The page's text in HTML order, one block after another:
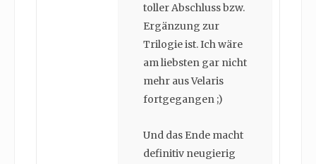
toller Abschluss bzw.
Ergänzung zur
Trilogie ist. Ich wäre
am liebsten gar nicht
mehr aus Velaris
fortgegangen ;)
Und das Ende macht
definitiv neugierig